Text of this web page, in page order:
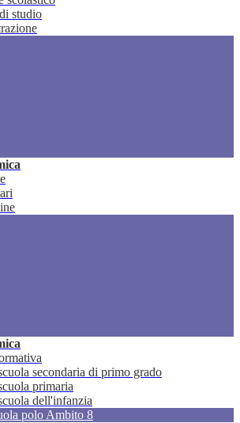
studio
secondaria di primo grado
primaria
dell'infanzia
polo Ambito 8